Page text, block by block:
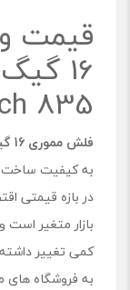
قیمت
16
835
فلش مموری 16 گیگ سیلیکون پاور مدل
به کیفیت ساخت
در بازه قیمتی
بازار متغیر
کمی تغییر
به فروشگاه های